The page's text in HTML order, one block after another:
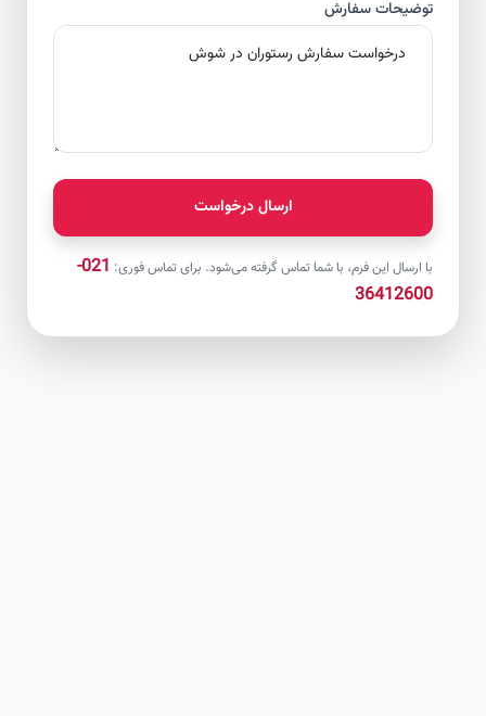
توضیحات سفارش
ارسال درخواست
با ارسال این فرم، با شما تماس گرفته می‌شود. برای تماس فوری:
021-
36412600